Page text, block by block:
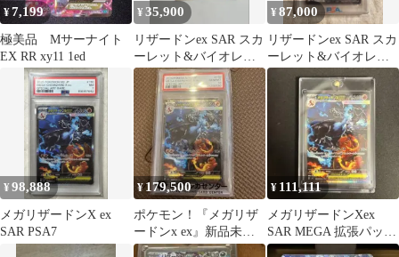
¥7,199
極美品 Mサーナイト
EX RR xy11 1ed
¥35,900
リザードンex SAR スカ
ーレット&バイオレッ
ト 拡張パック 黒炎の支
配者 …
¥87,000
リザードンex SAR スカ
ーレット&バイオレッ
ト 拡張パック 黒炎の支
配者 …
¥98,888
メガリザードンX ex
SAR PSA7
¥179,500
ポケモン！『メガリザ
ードンx ex』新品未使
用！SAR！psa10！
¥ 111,111
メガリザードンXex
SAR MEGA 拡張パック
インフェルノX 110/0…